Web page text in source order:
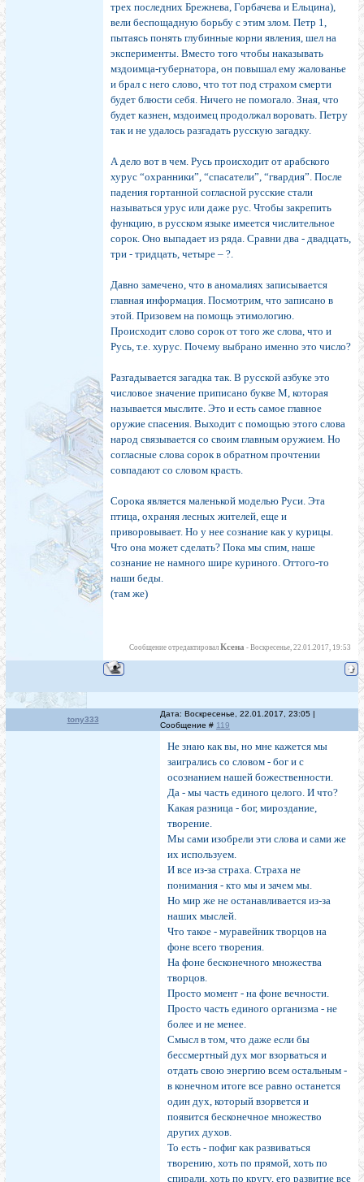
трех последних Брежнева, Горбачева и Ельцина),
вели беспощадную борьбу с этим злом. Петр 1,
пытаясь понять глубинные корни явления, шел на
эксперименты. Вместо того чтобы наказывать
мздоимца-губернатора, он повышал ему жалованье
и брал с него слово, что тот под страхом смерти
будет блюсти себя. Ничего не помогало. Зная, что
будет казнен, мздоимец продолжал воровать. Петру
так и не удалось разгадать русскую загадку.
А дело вот в чем. Русь происходит от арабского
хурус “охранники”, “спасатели”, “гвардия”. После
падения гортанной согласной русские стали
называться урус или даже рус. Чтобы закрепить
функцию, в русском языке имеется числительное
сорок. Оно выпадает из ряда. Сравни два - двадцать,
три - тридцать, четыре – ?.
Давно замечено, что в аномалиях записывается
главная информация. Посмотрим, что записано в
этой. Призовем на помощь этимологию.
Происходит слово сорок от того же слова, что и
Русь, т.е. хурус. Почему выбрано именно это число?
Разгадывается загадка так. В русской азбуке это
числовое значение приписано букве М, которая
называется мыслите. Это и есть самое главное
оружие спасения. Выходит с помощью этого слова
народ связывается со своим главным оружием. Но
согласные слова сорок в обратном прочтении
совпадают со словом красть.
Сорока является маленькой моделью Руси. Эта
птица, охраняя лесных жителей, еще и
приворовывает. Но у нее сознание как у курицы.
Что она может сделать? Пока мы спим, наше
сознание не намного шире куриного. Оттого-то
наши беды.
(там же)
Сообщение отредактировал Ксена - Воскресенье, 22.01.2017, 19:53
tony333
Дата: Воскресенье, 22.01.2017, 23:05 |
Сообщение # 119
Не знаю как вы, но мне кажется мы
заигрались со словом - бог и с
осознанием нашей божественности.
Да - мы часть единого целого. И что?
Какая разница - бог, мироздание,
творение.
Мы сами изобрели эти слова и сами же
их используем.
И все из-за страха. Страха не
понимания - кто мы и зачем мы.
Но мир же не останавливается из-за
наших мыслей.
Что такое - муравейник творцов на
фоне всего творения.
На фоне бесконечного множества
творцов.
Просто момент - на фоне вечности.
Просто часть единого организма - не
более и не менее.
Смысл в том, что даже если бы
бессмертный дух мог взорваться и
отдать свою энергию всем остальным -
в конечном итоге все равно останется
один дух, который взорвется и
появится бесконечное множество
других духов.
То есть - пофиг как развиваться
творению, хоть по прямой, хоть по
спирали, хоть по кругу, его развитие все